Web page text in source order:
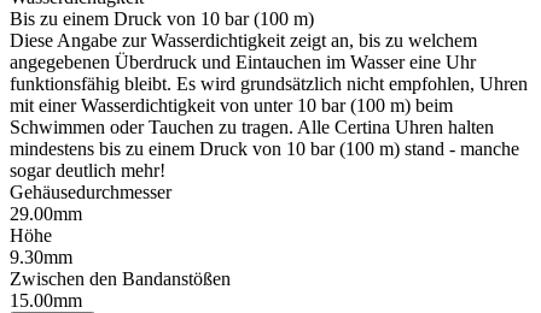
Bis zu einem Druck von 10 bar (100 m)
Diese Angabe zur Wasserdichtigkeit zeigt an, bis zu welchem
angegebenen Überdruck und Eintauchen im Wasser eine Uhr
funktionsfähig bleibt. Es wird grundsätzlich nicht empfohlen, Uhren
mit einer Wasserdichtigkeit von unter 10 bar (100 m) beim
Schwimmen oder Tauchen zu tragen. Alle Certina Uhren halten
mindestens bis zu einem Druck von 10 bar (100 m) stand - manche
sogar deutlich mehr!
Gehäusedurchmesser
29.00mm
Höhe
9.30mm
Zwischen den Bandanstößen
15.00mm